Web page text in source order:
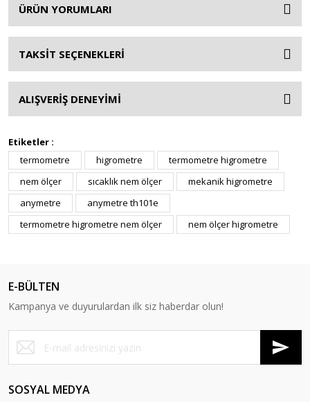
ÜRÜN YORUMLARI
TAKSİT SEÇENEKLERİ
ALIŞVERİŞ DENEYİMİ
Etiketler :
termometre
higrometre
termometre higrometre
nem ölçer
sıcaklık nem ölçer
mekanik higrometre
anymetre
anymetre th101e
termometre higrometre nem ölçer
nem ölçer higrometre
E-BÜLTEN
Kampanya ve duyurulardan ilk siz haberdar olun!
SOSYAL MEDYA